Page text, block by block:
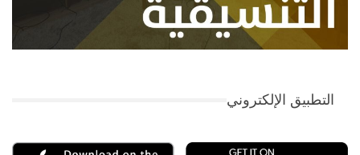
التطبيق الإلكتروني